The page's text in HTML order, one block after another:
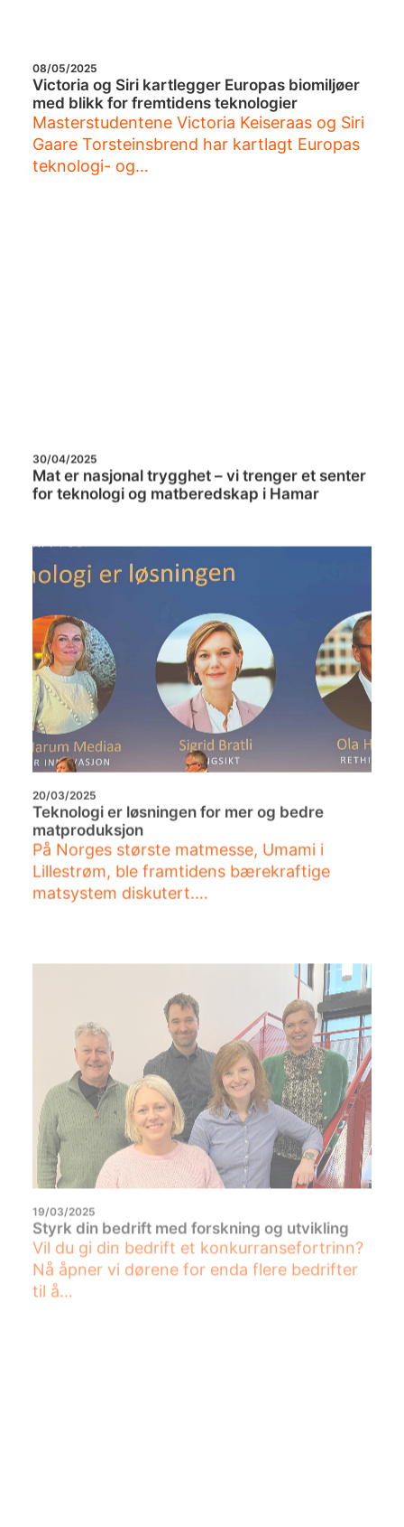
08/05/2025
Victoria og Siri kartlegger Europas biomiljøer
med blikk for fremtidens teknologier
Masterstudentene Victoria Keiseraas og Siri
Gaare Torsteinsbrend har kartlagt Europas
teknologi- og…
30/04/2025
Mat er nasjonal trygghet – vi trenger et senter
for teknologi og matberedskap i Hamar
Teknologi er løsningen for mer og bedre
matproduksjon
På Norges største matmesse, Umami i
Lillestrøm, ble framtidens bærekraftige
matsystem diskutert.…
19/03/2025
Styrk din bedrift med forskning og utvikling
Vil du gi din bedrift et konkurransefortrinn?
Nå åpner vi dørene for enda flere bedrifter
til å…